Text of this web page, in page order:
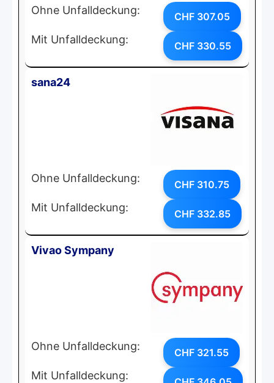
Ohne Unfalldeckung: CHF 307.05
Mit Unfalldeckung: CHF 330.55
sana24
Ohne Unfalldeckung: CHF 310.75
Mit Unfalldeckung: CHF 332.85
Vivao Sympany
Ohne Unfalldeckung: CHF 321.55
Mit Unfalldeckung: